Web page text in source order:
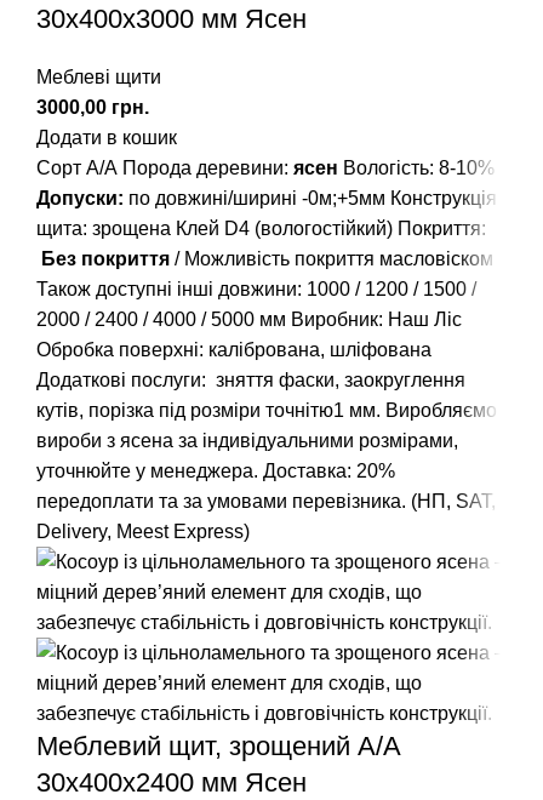
30х400х3000 мм Ясен
Меблеві щити
грн.
Додати в кошик
Сорт А/А Порода деревини: ясен Вологість: 8-10%
Допуски: по довжині/ширині -0м;+5мм Конструкція
щита: зрощена Клей D4 (вологостійкий) Покриття:
Без покриття / Можливість покриття масловіском
Також доступні інші довжини: 1000 / 1200 / 1500 /
2000 / 2400 /4000 /5000 мм Виробник: Наш Ліс
Обробка поверхні: калібрована, шліфована
Додаткові послуги: зняття фаски, заокруглення
кутів, порізка під розміри точнітю1 мм. Виробляємо
вироби з ясена за індивідуальними розмірами,
уточнюйте у менеджера. Доставка: 20%
передоплати та за умовами перевізника. (НП, SAT,
Delivery, Meest Express)
Меблевий щит, зрощений A/А
30х400х2400 мм Ясен